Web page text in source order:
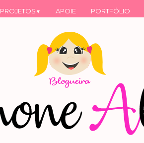
PROJETOS ▼ APOIE PORTFÓLIO